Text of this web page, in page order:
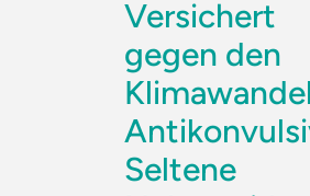
Versichert
gegen den
Seltene